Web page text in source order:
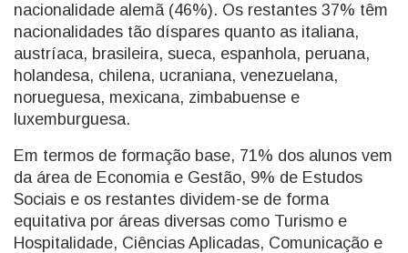
nacionalidade alemã (46%). Os restantes 37% têm
nacionalidades tão díspares quanto as italiana,
austríaca, brasileira, sueca, espanhola, peruana,
holandesa, chilena, ucraniana, venezuelana,
norueguesa, mexicana, zimbabuense e
luxemburguesa.
Em termos de formação base, 71% dos alunos vem
da área de Economia e Gestão, 9% de Estudos
Sociais e os restantes dividem-se de forma
equitativa por áreas diversas como Turismo e
Hospitalidade, Ciências Aplicadas, Comunicação e